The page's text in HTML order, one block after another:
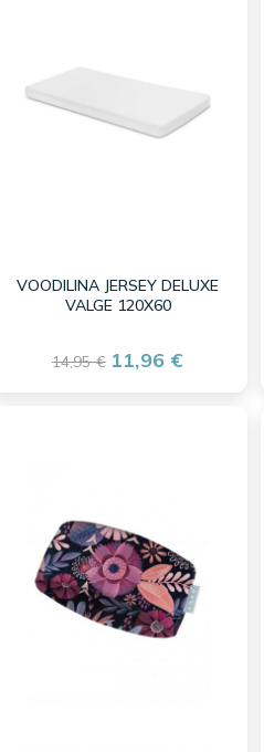
VOODILINA JERSEY DELUXE
VALGE 120X60
14,95 € 11,96 €